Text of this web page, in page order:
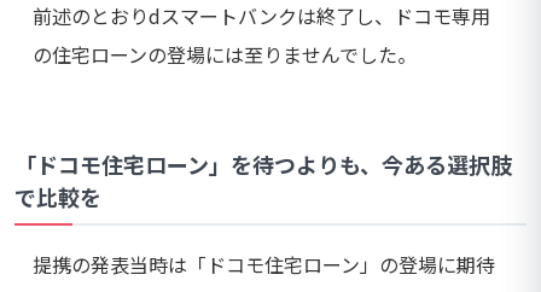
前述のとおりdスマートバンクは終了し、ドコモ専用
の住宅ローンの登場には至りませんでした。
「ドコモ住宅ローン」を待つよりも、今ある選択肢
で比較を
提携の発表当時は「ドコモ住宅ローン」の登場に期待